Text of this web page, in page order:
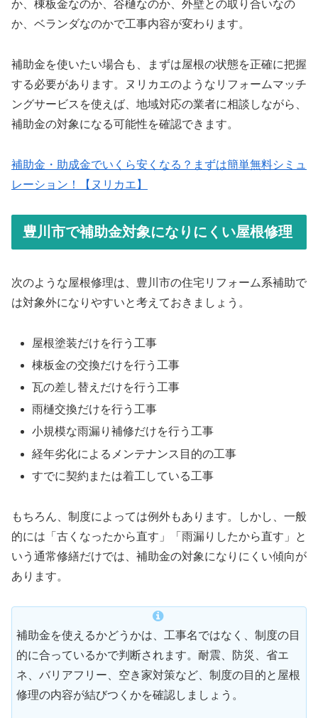
か、棟板金なのか、谷樋なのか、外壁との取り合いなの
か、ベランダなのかで工事内容が変わります。
補助金を使いたい場合も、まずは屋根の状態を正確に把握
する必要があります。ヌリカエのようなリフォームマッチ
ングサービスを使えば、地域対応の業者に相談しながら、
補助金の対象になる可能性を確認できます。
補助金・助成金でいくら安くなる？まずは簡単無料シミュ
レーション！【ヌリカエ】
豊川市で補助金対象になりにくい屋根修理
次のような屋根修理は、豊川市の住宅リフォーム系補助で
は対象外になりやすいと考えておきましょう。
屋根塗装だけを行う工事
棟板金の交換だけを行う工事
瓦の差し替えだけを行う工事
雨樋交換だけを行う工事
小規模な雨漏り補修だけを行う工事
経年劣化によるメンテナンス目的の工事
すでに契約または着工している工事
もちろん、制度によっては例外もあります。しかし、一般
的には「古くなったから直す」「雨漏りしたから直す」と
いう通常修繕だけでは、補助金の対象になりにくい傾向が
あります。
補助金を使えるかどうかは、工事名ではなく、制度の目
的に合っているかで判断されます。耐震、防災、省エ
ネ、バリアフリー、空き家対策など、制度の目的と屋根
修理の内容が結びつくかを確認しましょう。